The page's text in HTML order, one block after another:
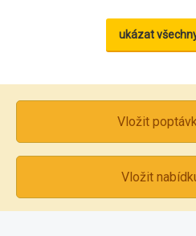
ukázat
Vložit
Vložit